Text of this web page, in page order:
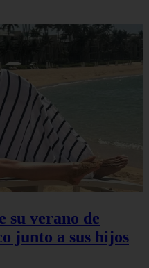
su verano de
junto a sus hijos